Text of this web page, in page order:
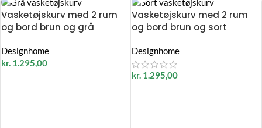
Vasketøjskurv med 2 rum
og bord brun og grå
Designhome
kr. 1.295,00
Vasketøjskurv med 2 rum
og bord brun og sort
Designhome
kr. 1.295,00